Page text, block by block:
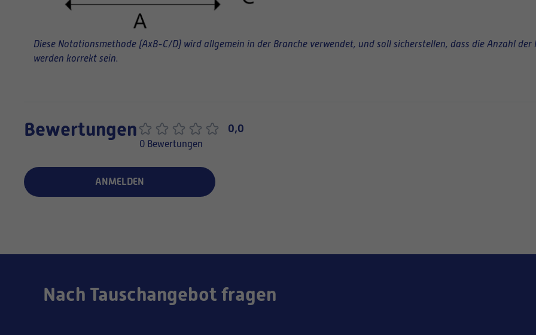
Diese Notationsmethode (AxB-C/D) wird allgemein in der Branche verwendet, und soll sicherstellen, dass die Anzahl
werden korrekt sein.
Bewertungen 0,0
0 Bewertungen
ANMELDEN
Nach Tauschangebot fragen